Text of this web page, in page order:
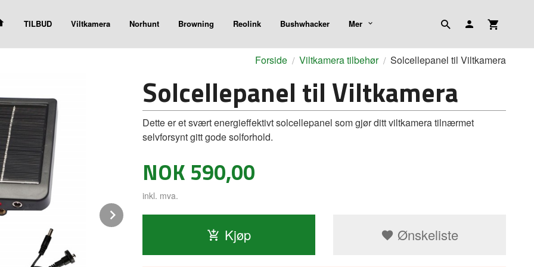
TILBUD Viltkamera Norhunt Browning Reolink Bushwhacker Mer
Forside Viltkamera tilbehør Solcellepanel til Viltkamera
Next
Solcellepanel til Viltkamera
Dette er et svært energieffektivt solcellepanel som gjør ditt viltkamera tilnærmet
selvforsynt gitt gode solforhold.
Pris
NOK 590,00
inkl. mva.
Kjøp Ønskeliste